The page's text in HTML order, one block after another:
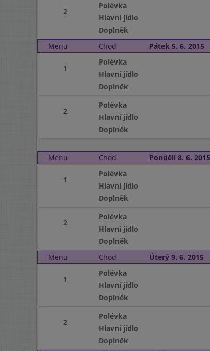
2
Polévka
Hlavní jídlo
Doplněk
Menu
Chod Pátek 5. 6. 2015
1
Polévka
Hlavní jídlo
Doplněk
2
Polévka
Hlavní jídlo
Doplněk
Menu
Chod Pondělí 8. 6. 2015
1
Polévka
Hlavní jídlo
Doplněk
2
Polévka
Hlavní jídlo
Doplněk
Menu
Chod Úterý 9. 6. 2015
1
Polévka
Hlavní jídlo
Doplněk
2
Polévka
Hlavní jídlo
Doplněk